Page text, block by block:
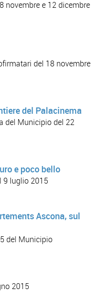
novembre e 12 dicembre
del 18 novembre
del Palacinema
del Municipio del 22
e poco bello
9 luglio 2015
Ascona, sul
del Municipio
2015